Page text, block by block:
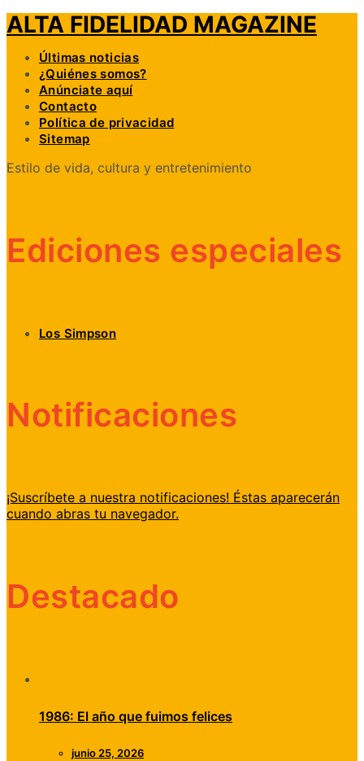
ALTA FIDELIDAD MAGAZINE
Últimas noticias
¿Quiénes somos?
Anúnciate aquí
Contacto
Política de privacidad
Sitemap
Estilo de vida, cultura y entretenimiento
Ediciones especiales
Los Simpson
Notificaciones
¡Suscríbete a nuestra notificaciones! Éstas aparecerán
cuando abras tu navegador.
Destacado
1986: El año que fuimos felices
junio 25, 2026